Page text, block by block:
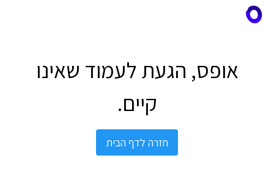
אופס, הגעת לעמוד שאינו
קיים.
חזרה לדף הבית